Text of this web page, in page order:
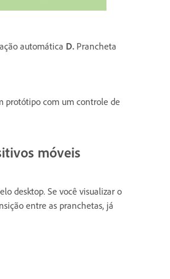
automática D. Prancheta
protótipo com um controle de
móveis
desktop. Se você visualizar o
entre as pranchetas, já